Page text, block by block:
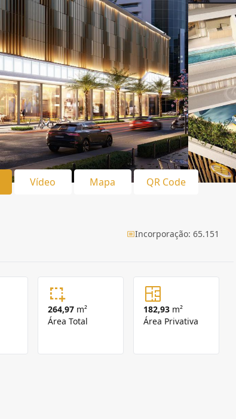
Vídeo Mapa QR Code
Incorporação: 65.151
264,97 m²
Área Total
182,93 m²
Área Privativa